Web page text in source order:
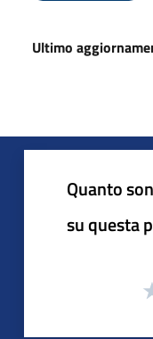
Ultimo
Quanto
su questa